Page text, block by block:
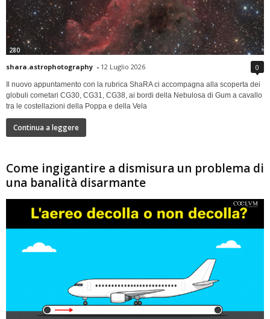
280
shara.astrophotography - 12 Luglio 2026 0
Il nuovo appuntamento con la rubrica ShaRA ci accompagna alla scoperta dei
globuli cometari CG30, CG31, CG38, ai bordi della Nebulosa di Gum a cavallo
tra le costellazioni della Poppa e della Vela
Continua a leggere
Come ingigantire a dismisura un problema di
una banalità disarmante